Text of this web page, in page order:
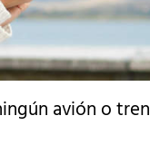
avión o tren